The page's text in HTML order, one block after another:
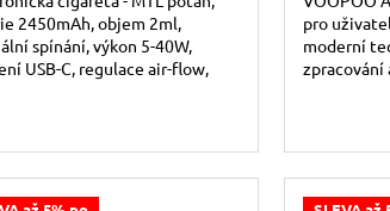
2450mAh, objem 2ml,
spínání, výkon 5-40W,
USB-C, regulace air-flow,
pro
moderní
zpracování